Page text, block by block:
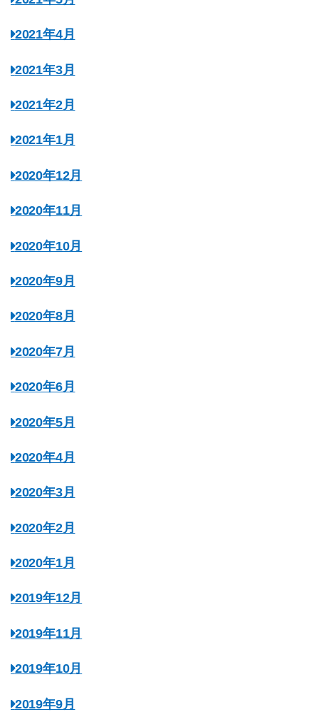
2021年4月
2021年3月
2021年2月
2021年1月
2020年12月
2020年11月
2020年10月
2020年9月
2020年8月
2020年7月
2020年6月
2020年5月
2020年4月
2020年3月
2020年2月
2020年1月
2019年12月
2019年11月
2019年10月
2019年9月